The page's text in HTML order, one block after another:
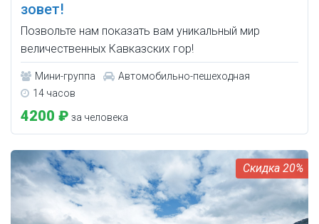
зовет!
Позвольте нам показать вам уникальный мир
величественных Кавказских гор!
Мини-группа
Автомобильно-пешеходная
14 часов
4200 ₽ за человека
20%